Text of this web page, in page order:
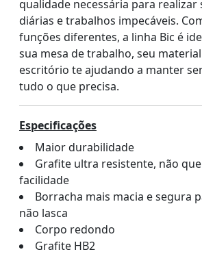
qualidade necessária para realizar
diárias e trabalhos impecáveis.
funções diferentes, a linha Bic é
sua mesa de trabalho, seu
escritório te ajudando a manter
tudo o que precisa.
Especificações
Maior durabilidade
Grafite ultra resistente, não
facilidade
Borracha mais macia e segura
não lasca
Corpo redondo
Grafite HB2